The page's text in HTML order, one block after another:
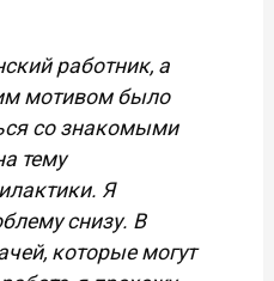
работник, а
мотивом было
со знакомыми
тему
Я
снизу. В
которые могут